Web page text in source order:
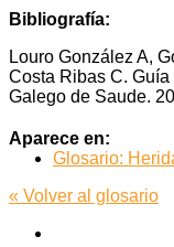
Bibliografía:
Louro González A,
Costa Ribas C.
Galego de Saude.
Aparece en:
Glosario:
« Volver al glosario